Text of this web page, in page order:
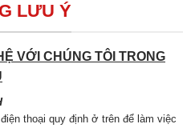
LƯU Ý
VỚI CHÚNG TÔI TRONG
thoại quy định ở trên để làm việc